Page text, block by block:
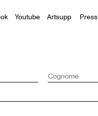
Youtube Artsupp Press